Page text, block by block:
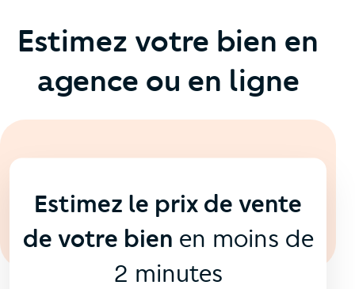
Estimez votre bien en
agence ou en ligne
Estimez le prix de vente
de votre bien en moins de
2 minutes